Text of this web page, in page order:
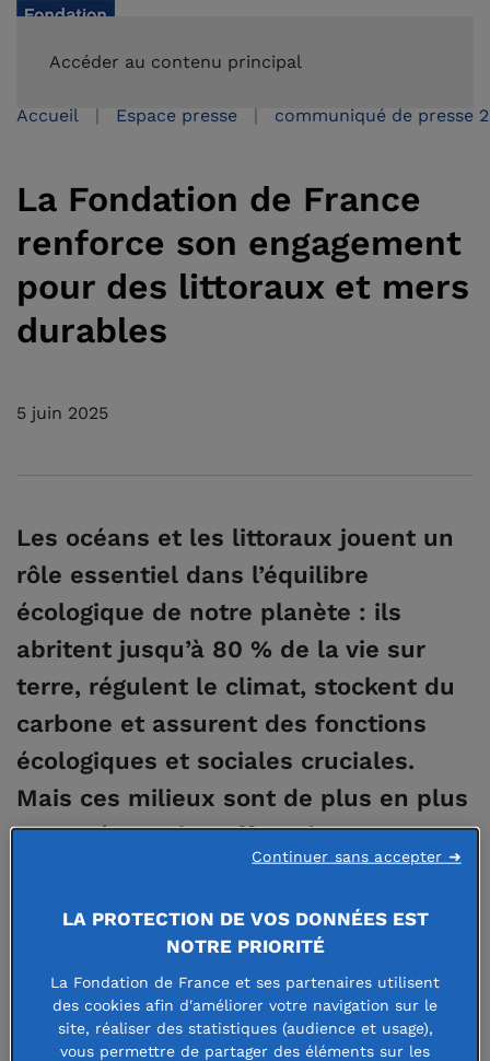
Accéder au contenu principal
Accueil Espace presse communiqué de presse
La Fondation de France
renforce son engagement
pour des littoraux et mers
durables
5 juin 2025
Les océans et les littoraux jouent un
rôle essentiel dans l’équilibre
écologique de notre planète : ils
abritent jusqu’à 80 % de la vie sur
terre, régulent le climat, stockent du
carbone et assurent des fonctions
écologiques et sociales cruciales.
Mais ces milieux sont de plus en plus
menacés par les effets du
changement climatique, de la
pollution, de la surpêche ou de
l’artificialisation des côtes.
Face à ces enjeux, la Fondation de
France, active depuis plus de quinze
LA PROTECTION DE VOS DONNÉES EST
NOTRE PRIORITÉ
La Fondation de France et ses partenaires utilisent
des cookies afin d'améliorer votre navigation sur le
site, réaliser des statistiques (audience et usage),
vous permettre de partager des éléments sur les
Continuer sans accepter ➜